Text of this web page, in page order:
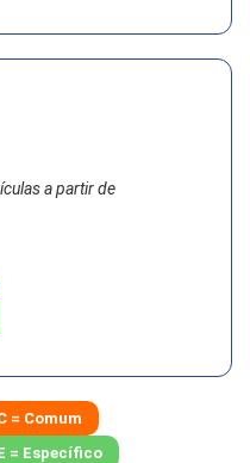
a partir de
= Comum
= Específico